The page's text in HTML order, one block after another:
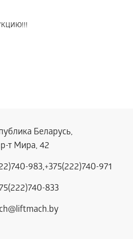
Беларусь,
т Мира, 42
983,+375(222)740-971
833